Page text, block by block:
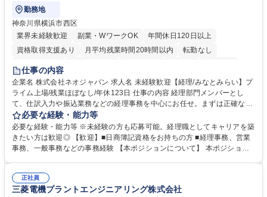
勤務地
神奈川県横浜市西区
業界未経験歓迎
副業・WワークOK
年間休日120日以上
資格取得支援あり
月平均残業時間20時間以内
転勤なし
未経験者歓迎
完全週休2日制
交通費支給 駅近5分以内 土日祝休み
服装自由
寮・社宅あり
仕事の内容
企業名 株式会社ネオジャパン 求人名 未経験歓迎【経理/みなとみらい】プ
ライム上場/残業ほぼなし/年休123日 仕事の内容 経理部門メンバーとし
て、仕訳入力や振込業務などの経理事務を中心にお任せ。まずは正確な入
力・確認業務からスタートし、既存メンバーと一緒に業務を進めながら段
階的に経理知識を身につけていただきます。 【具体的には】 ■社内稟議に
基づく仕訳入力 ■月末の振込業務 ■明細作成 ■伝票処理、記帳業務 ■既存
メンバーの業務サポート 【将来的には】 ■月次決算補助 ■四半期・年次決
想定です。 募集職種 未経験歓迎【経理/みなとみらい】プライム上場/残業
ほぼなし/年休123日
必要な経験・能力等
必要な経験・能力等 ※未経験の方も応募可能。経理職としてキャリアを築
きたい方は歓迎◎ 【歓迎】■日商簿記資格をお持ちの方 ■経理事務、営業
事務、一般事務などの事務経験 【本ポジションについて】 本ポジション
当し、3～5年をかけて月次決算・四半期決算・開示資料作成補助などへス
テップアップできます。また、残業は通常月ほぼなく、決算月でも10時間
正社員
三菱電機プラントエンジニアリング株式会社